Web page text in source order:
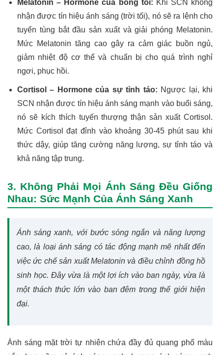
Melatonin – Hormone của bóng tối: Khi SCN không
nhận được tín hiệu ánh sáng (trời tối), nó sẽ ra lệnh cho
tuyến tùng bắt đầu sản xuất và giải phóng Melatonin.
Mức Melatonin tăng cao gây ra cảm giác buồn ngủ,
giảm nhiệt độ cơ thể và chuẩn bị cho quá trình nghỉ
ngơi, phục hồi.
Cortisol – Hormone của sự tỉnh táo: Ngược lại, khi
SCN nhận được tín hiệu ánh sáng mạnh vào buổi sáng,
nó sẽ kích thích tuyến thượng thận sản xuất Cortisol.
Mức Cortisol đạt đỉnh vào khoảng 30-45 phút sau khi
thức dậy, giúp tăng cường năng lượng, sự tỉnh táo và
khả năng tập trung.
3. Không Phải Mọi Ánh Sáng Đều Giống
Nhau: Sức Mạnh Của Ánh Sáng Xanh
Ánh sáng xanh, với bước sóng ngắn và năng lượng
cao, là loại ánh sáng có tác động mạnh mẽ nhất đến
việc ức chế sản xuất Melatonin và điều chỉnh đồng hồ
sinh học. Đây vừa là một lợi ích vào ban ngày, vừa là
một thách thức lớn vào ban đêm trong thế giới hiện
đại.
Ánh sáng mặt trời tự nhiên chứa đầy đủ quang phổ màu